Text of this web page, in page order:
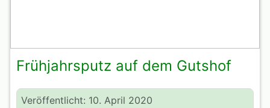
Frühjahrsputz auf dem Gutshof
Veröffentlicht: 10. April 2020